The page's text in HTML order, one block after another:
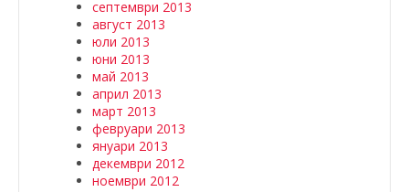
септември 2013
август 2013
юли 2013
юни 2013
май 2013
април 2013
март 2013
февруари 2013
януари 2013
декември 2012
ноември 2012